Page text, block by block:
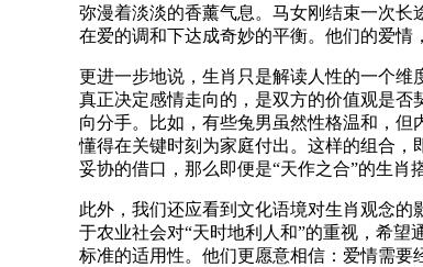
弥漫着淡淡的香薰气息。马女刚结束一次长
在爱的调和下达成奇妙的平衡。他们的爱
更进一步地说，生肖只是解读人性的一个维
真正决定感情走向的，是双方的价值观是
向分手。比如，有些兔男虽然性格温和，
懂得在关键时刻为家庭付出。这样的组合
妥协的借口，那么即便是“天作之合”的生肖
此外，我们还应看到文化语境对生肖观念
于农业社会对“天时地利人和”的重视，希
标准的适用性。他们更愿意相信：爱情需